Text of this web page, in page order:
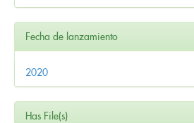
Fecha de lanzamiento
2020
Has File(s)